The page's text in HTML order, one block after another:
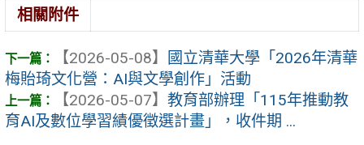
相關附件
【2026-05-08】
國立清華大學「2026年清華
梅貽琦文化營：AI與文學創作」活動
【2026-05-07】 教育部辦理「115年推動教
育AI及數位學習績優徵選計畫」，收件期 ...